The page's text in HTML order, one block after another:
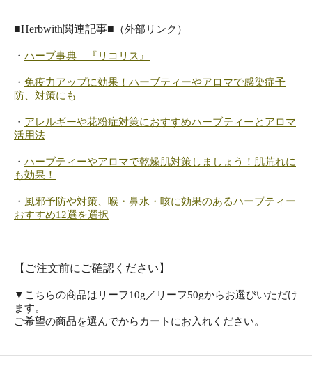
■Herbwith関連記事■ （外部リンク）
・ ハーブ事典 『リコリス』
・ 免疫力アップに効果！ハーブティーやアロマで感染症予
防、対策にも
・ アレルギーや花粉症対策におすすめハーブティーとアロマ
活用法
・ ハーブティーやアロマで乾燥肌対策しましょう！肌荒れに
も効果！
・ 風邪予防や対策、喉・鼻水・咳に効果のあるハーブティー
おすすめ12選を選択
【ご注文前にご確認ください】
▼こちらの商品はリーフ10g／リーフ50gからお選びいただけ
ます。
ご希望の商品を選んでからカートにお入れください。